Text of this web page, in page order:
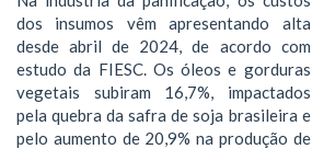
dos insumos vêm apresentando alta
desde abril de 2024, de acordo com
estudo da FIESC. Os óleos e gorduras
vegetais subiram 16,7%, impactados
pela quebra da safra de soja brasileira e
pelo aumento de 20,9% na produção de